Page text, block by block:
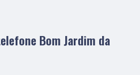
Bom Jardim da